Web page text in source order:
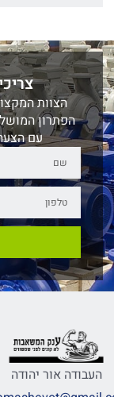
הצוות המקצועי
הפתרון
עם הצעה
אור יהודה